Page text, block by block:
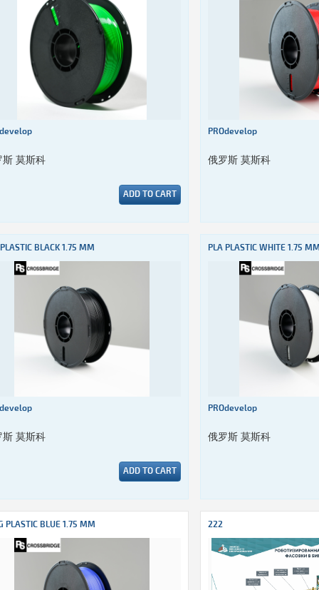
莫斯科
ADD TO CART
PROdevelop
俄罗斯 莫斯科
BLACK 1.75 MM
莫斯科
ADD TO CART
PLA PLASTIC WHITE 1.75
PROdevelop
俄罗斯 莫斯科
PLASTIC BLUE 1.75 MM 222